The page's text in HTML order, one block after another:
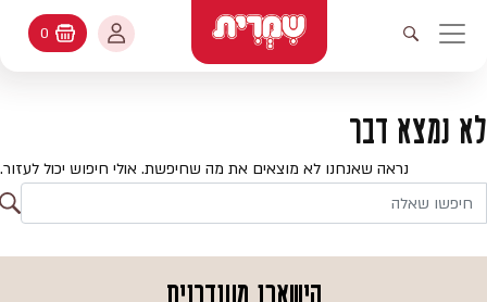
ניווט ראשי
פתיחת חיפוש
עולמות האפיה
מתכונים
קטלוג המוצרים
החשבון שלי
החשבון שלי
היסטורית הזמנות
עדכן סיסמה
עגלת קניות
0
לא נמצא דבר
נראה שאנחנו לא מוצאים את מה שחיפשת. אולי חיפוש יכול לעזור.